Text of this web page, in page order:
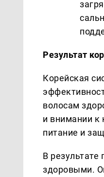
Результат
Корейская
волосам
и внимании к
питание и
В
здоровыми.